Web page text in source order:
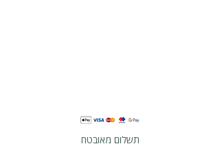
תשלום מאובטח